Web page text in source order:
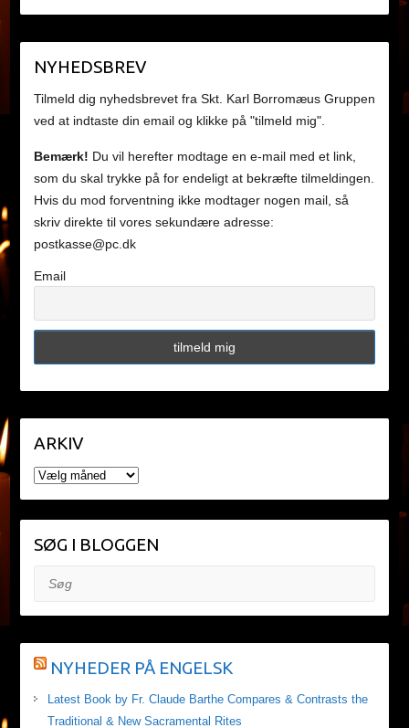
NYHEDSBREV
Tilmeld dig nyhedsbrevet fra Skt. Karl Borromæus Gruppen
ved at indtaste din email og klikke på "tilmeld mig".
Bemærk! Du vil herefter modtage en e-mail med et link,
som du skal trykke på for endeligt at bekræfte tilmeldingen.
Hvis du mod forventning ikke modtager nogen mail, så
skriv direkte til vores sekundære adresse:
postkasse@pc.dk
Email
ARKIV
ARKIV
SØG I BLOGGEN
Søg
NYHEDER PÅ ENGELSK
Latest Book by Fr. Claude Barthe Compares & Contrasts the
Traditional & New Sacramental Rites